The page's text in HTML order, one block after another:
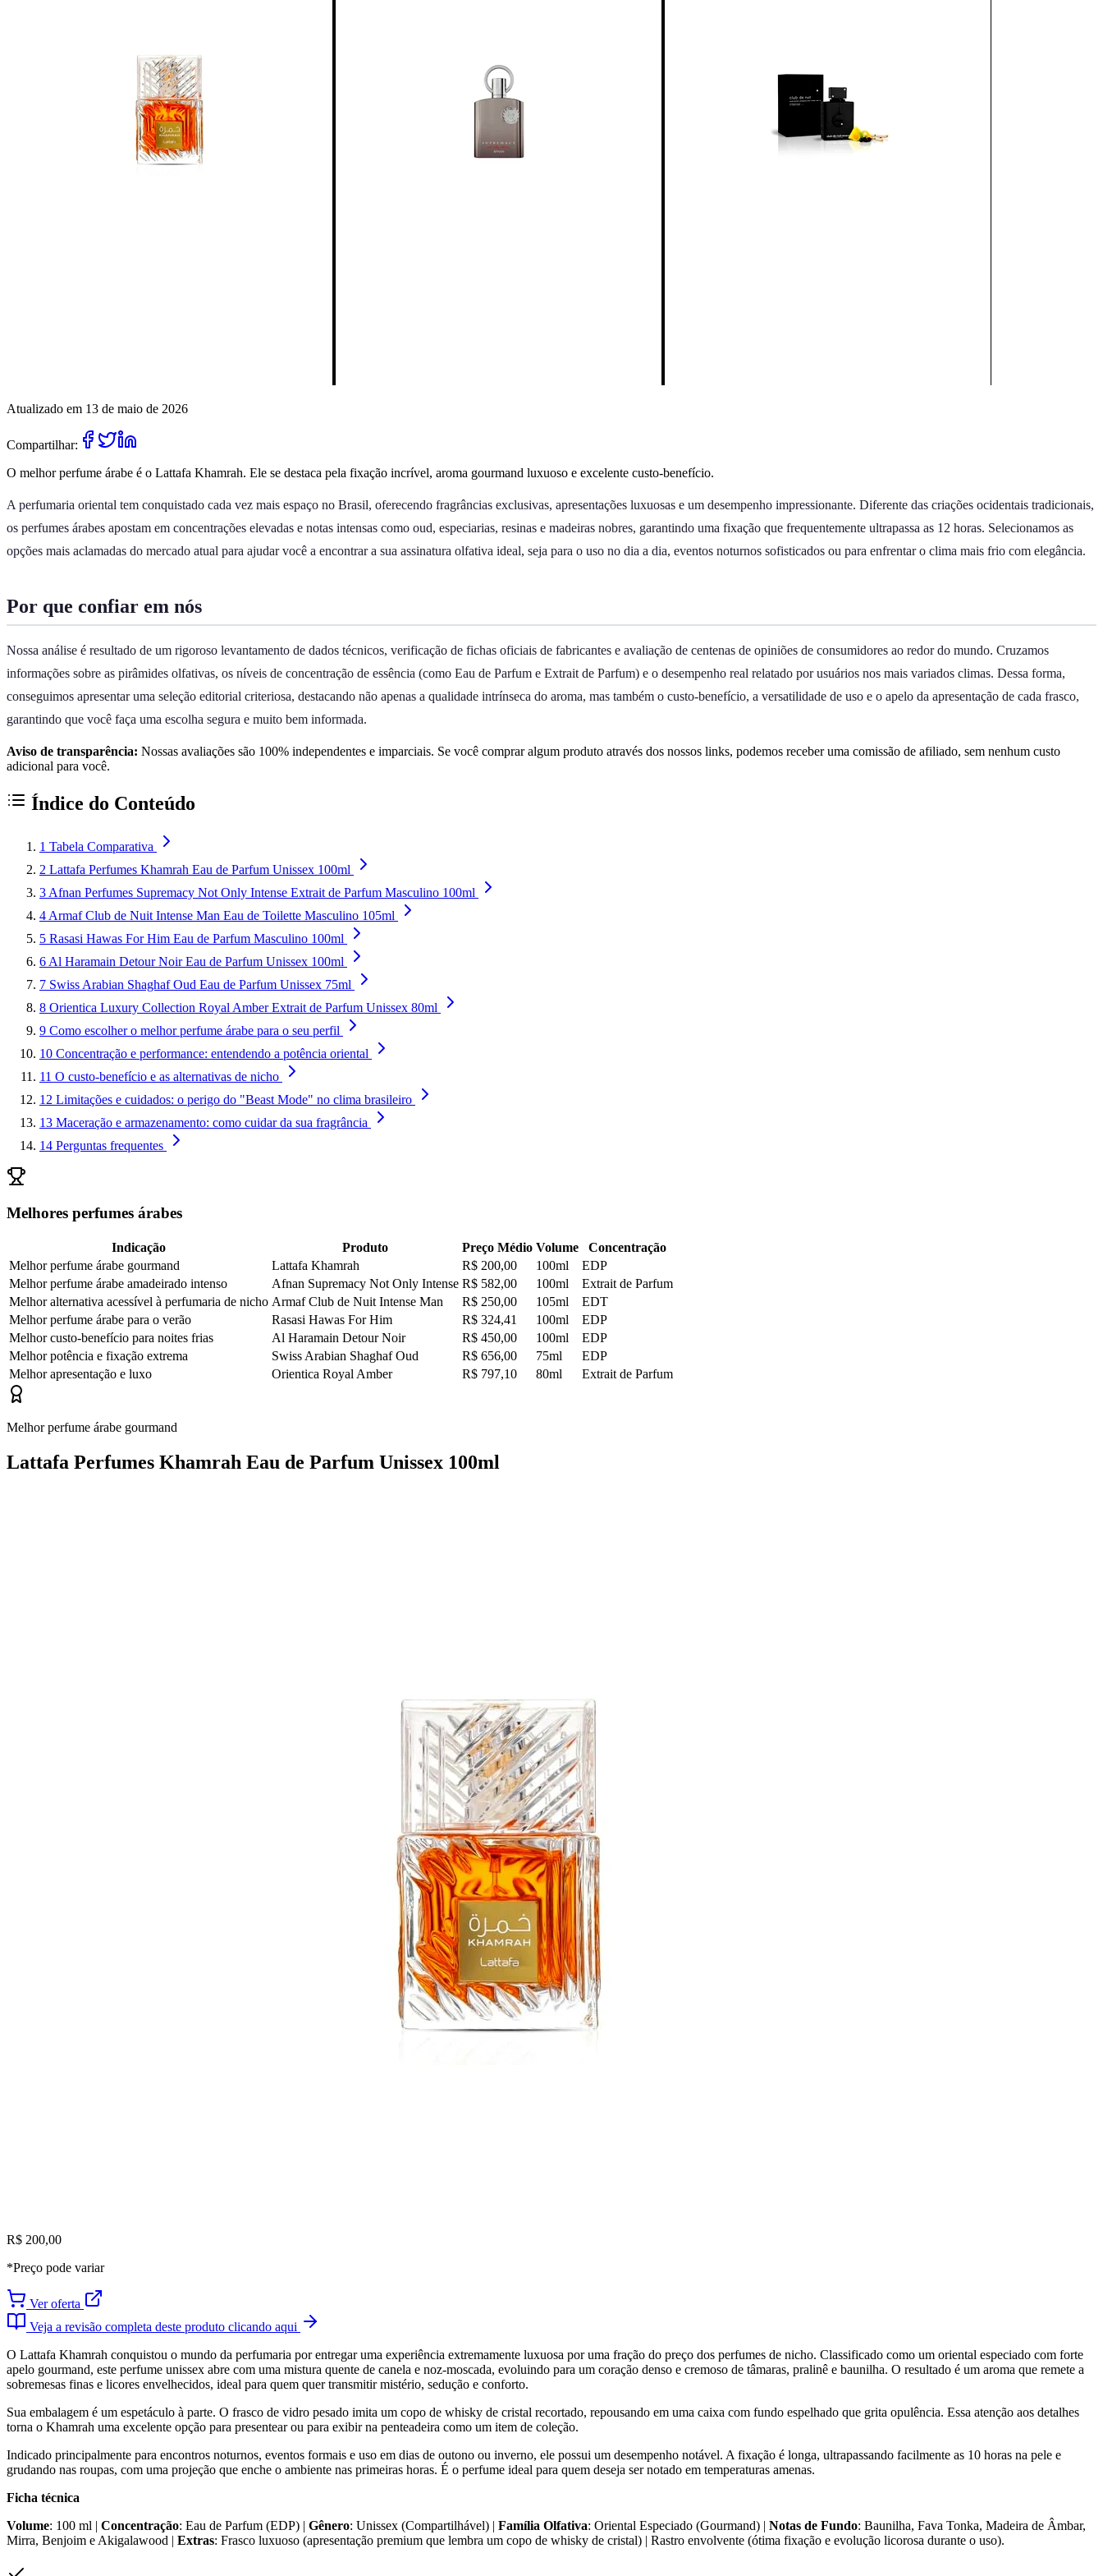
Atualizado em 13 de maio de 2026
Compartilhar:
O melhor perfume árabe é o Lattafa Khamrah. Ele se destaca pela fixação incrível, aroma gourmand luxuoso e excelente custo-benefício.
A perfumaria oriental tem conquistado cada vez mais espaço no Brasil, oferecendo fragrâncias exclusivas, apresentações luxuosas e um desempenho impressionante. Diferente das criações ocidentais tradicionais,
os perfumes árabes apostam em concentrações elevadas e notas intensas como oud, especiarias, resinas e madeiras nobres, garantindo uma fixação que frequentemente ultrapassa as 12 horas. Selecionamos as
opções mais aclamadas do mercado atual para ajudar você a encontrar a sua assinatura olfativa ideal, seja para o uso no dia a dia, eventos noturnos sofisticados ou para enfrentar o clima mais frio com elegância.
Por que confiar em nós
Nossa análise é resultado de um rigoroso levantamento de dados técnicos, verificação de fichas oficiais de fabricantes e avaliação de centenas de opiniões de consumidores ao redor do mundo. Cruzamos
informações sobre as pirâmides olfativas, os níveis de concentração de essência (como Eau de Parfum e Extrait de Parfum) e o desempenho real relatado por usuários nos mais variados climas. Dessa forma,
conseguimos apresentar uma seleção editorial criteriosa, destacando não apenas a qualidade intrínseca do aroma, mas também o custo-benefício, a versatilidade de uso e o apelo da apresentação de cada frasco,
garantindo que você faça uma escolha segura e muito bem informada.
Aviso de transparência: Nossas avaliações são 100% independentes e imparciais. Se você comprar algum produto através dos nossos links, podemos receber uma comissão de afiliado, sem nenhum custo
adicional para você.
Índice do Conteúdo
1 Tabela Comparativa
2 Lattafa Perfumes Khamrah Eau de Parfum Unissex 100ml
3 Afnan Perfumes Supremacy Not Only Intense Extrait de Parfum Masculino 100ml
4 Armaf Club de Nuit Intense Man Eau de Toilette Masculino 105ml
5 Rasasi Hawas For Him Eau de Parfum Masculino 100ml
6 Al Haramain Detour Noir Eau de Parfum Unissex 100ml
7 Swiss Arabian Shaghaf Oud Eau de Parfum Unissex 75ml
8 Orientica Luxury Collection Royal Amber Extrait de Parfum Unissex 80ml
9 Como escolher o melhor perfume árabe para o seu perfil
10 Concentração e performance: entendendo a potência oriental
11 O custo-benefício e as alternativas de nicho
12 Limitações e cuidados: o perigo do "Beast Mode" no clima brasileiro
13 Maceração e armazenamento: como cuidar da sua fragrância
14 Perguntas frequentes
Melhores perfumes árabes
Indicação Produto Preço Médio Volume
Concentração
Melhor perfume árabe gourmand
Lattafa Khamrah R$ 200,00 100ml
EDP
Melhor perfume árabe amadeirado intenso
Afnan Supremacy Not Only Intense R$ 582,00 100ml
Extrait de Parfum
Melhor alternativa acessível à perfumaria de nicho Armaf Club de Nuit Intense Man R$ 250,00 105ml
EDT
Melhor perfume árabe para o verão
Rasasi Hawas For Him R$ 324,41 100ml
EDP
Melhor custo-benefício para noites frias
Al Haramain Detour Noir R$ 450,00 100ml
EDP
Melhor potência e fixação extrema
Swiss Arabian Shaghaf Oud R$ 656,00 75ml
EDP
Melhor apresentação e luxo
Orientica Royal Amber R$ 797,10 80ml Extrait de Parfum
Melhor perfume árabe gourmand
Lattafa Perfumes Khamrah Eau de Parfum Unissex 100ml
R$ 200,00
*Preço pode variar
Ver oferta
Veja a revisão completa deste produto clicando aqui
O Lattafa Khamrah conquistou o mundo da perfumaria por entregar uma experiência extremamente luxuosa por uma fração do preço dos perfumes de nicho. Classificado como um oriental especiado com forte
apelo gourmand, este perfume unissex abre com uma mistura quente de canela e noz-moscada, evoluindo para um coração denso e cremoso de tâmaras, pralinê e baunilha. O resultado é um aroma que remete a
sobremesas finas e licores envelhecidos, ideal para quem quer transmitir mistério, sedução e conforto.
Sua embalagem é um espetáculo à parte. O frasco de vidro pesado imita um copo de whisky de cristal recortado, repousando em uma caixa com fundo espelhado que grita opulência. Essa atenção aos detalhes
torna o Khamrah uma excelente opção para presentear ou para exibir na penteadeira como um item de coleção.
Indicado principalmente para encontros noturnos, eventos formais e uso em dias de outono ou inverno, ele possui um desempenho notável. A fixação é longa, ultrapassando facilmente as 10 horas na pele e
grudando nas roupas, com uma projeção que enche o ambiente nas primeiras horas. É o perfume ideal para quem deseja ser notado em temperaturas amenas.
Ficha técnica
Volume: 100 ml | Concentração: Eau de Parfum (EDP) | Gênero: Unissex (Compartilhável) | Família Olfativa: Oriental Especiado (Gourmand) | Notas de Fundo: Baunilha, Fava Tonka, Madeira de Âmbar,
Mirra, Benjoim e Akigalawood | Extras: Frasco luxuoso (apresentação premium que lembra um copo de whisky de cristal) | Rastro envolvente (ótima fixação e evolução licorosa durante o uso).